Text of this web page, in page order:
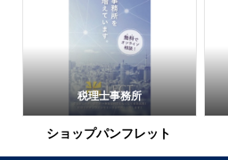
税理士事務所
ショップパンフレット